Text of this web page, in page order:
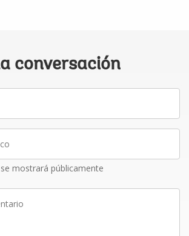
conversación
mostrará públicamente